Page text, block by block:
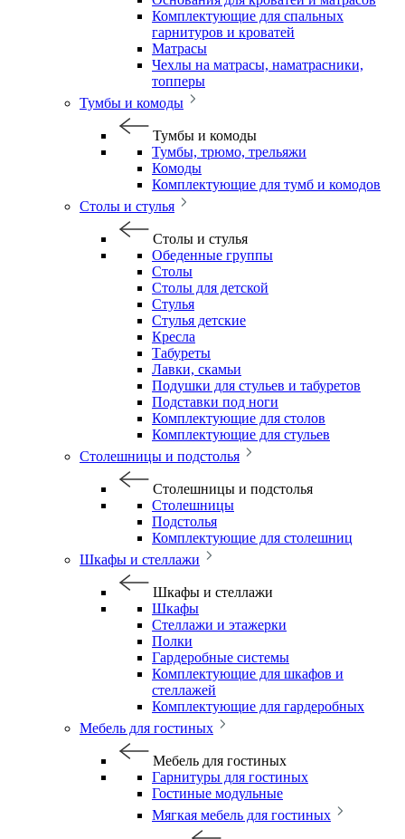
Комплектующие для спальных
гарнитуров и кроватей
Матрасы
Чехлы на матрасы, наматрасники,
топперы
Тумбы и комоды
Тумбы и комоды
Тумбы, трюмо, трельяжи
Комоды
Комплектующие для тумб и комодов
Столы и стулья
Столы и стулья
Обеденные группы
Столы
Столы для детской
Стулья
Стулья детские
Кресла
Табуреты
Лавки, скамьи
Подушки для стульев и табуретов
Подставки под ноги
Комплектующие для столов
Комплектующие для стульев
Столешницы и подстолья
Столешницы и подстолья
Столешницы
Подстолья
Комплектующие для столешниц
Шкафы и стеллажи
Шкафы и стеллажи
Шкафы
Стеллажи и этажерки
Полки
Гардеробные системы
Комплектующие для шкафов и
стеллажей
Комплектующие для гардеробных
Мебель для гостиных
Мебель для гостиных
Гарнитуры для гостиных
Гостиные модульные
Мягкая мебель для гостиных